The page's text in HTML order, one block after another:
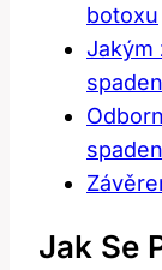
botoxu
Jakým
Jak Se